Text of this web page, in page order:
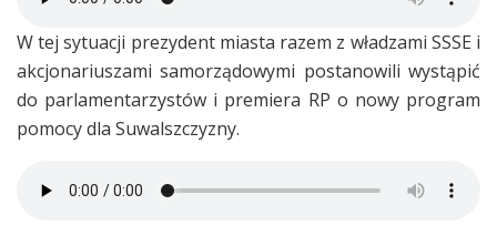
W tej sytuacji prezydent miasta razem z władzami SSSE i
akcjonariuszami samorządowymi postanowili wystąpić
do parlamentarzystów i premiera RP o nowy program
pomocy dla Suwalszczyzny.